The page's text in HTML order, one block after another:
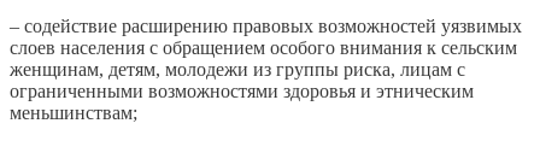
– содействие расширению правовых возможностей уязвимых
слоев населения с обращением особого внимания к сельским
женщинам, детям, молодежи из группы риска, лицам с
ограниченными возможностями здоровья и этническим
меньшинствам;